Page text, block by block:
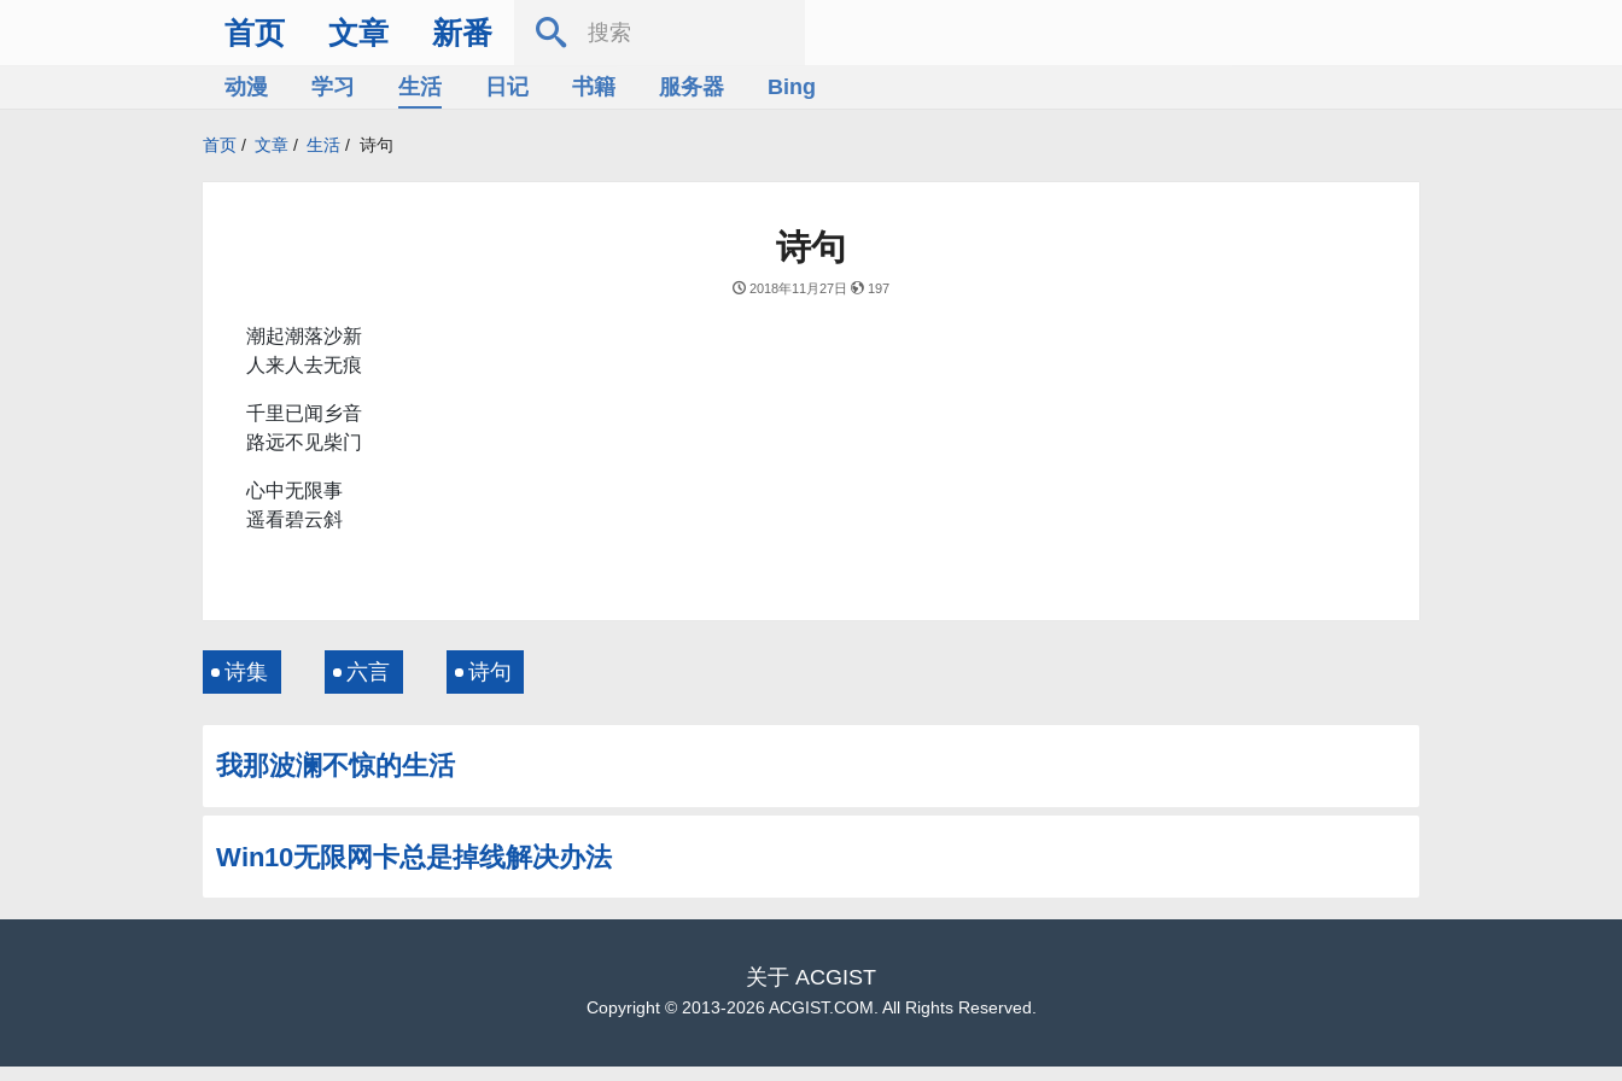
首页 文章 新番
动漫 学习 生活 日记 书籍 服务器 Bing
首页 / 文章 / 生活 / 诗句
诗句
2018年11月27日 197
潮起潮落沙新
人来人去无痕
千里已闻乡音
路远不见柴门
心中无限事
遥看碧云斜
诗集 六言 诗句
我那波澜不惊的生活
Win10无限网卡总是掉线解决办法
关于 ACGIST
Copyright ©2013-2026 ACGIST.COM. All Rights Reserved.